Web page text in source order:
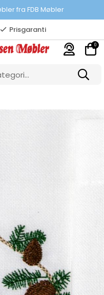
fra FDB Møbler
danskejet webshop
Prisgaranti
m2 showroom
gode parkeringsforhold
0